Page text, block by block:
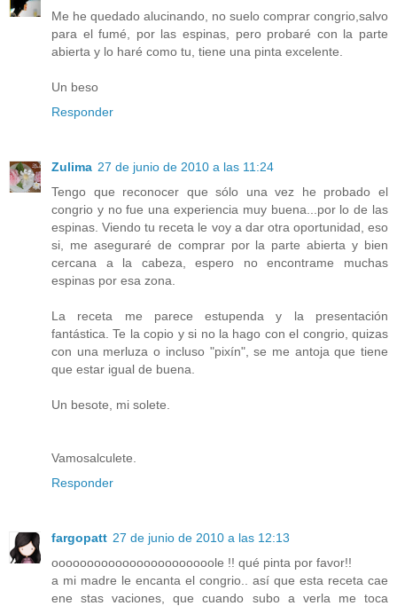
Me he quedado alucinando, no suelo comprar congrio,salvo
para el fumé, por las espinas, pero probaré con la parte
abierta y lo haré como tu, tiene una pinta excelente.
Un beso
Responder
Zulima 27 de junio de 2010 a las 11:24
Tengo que reconocer que sólo una vez he probado el
congrio y no fue una experiencia muy buena...por lo de las
espinas. Viendo tu receta le voy a dar otra oportunidad, eso
si, me aseguraré de comprar por la parte abierta y bien
cercana a la cabeza, espero no encontrame muchas
espinas por esa zona.
La receta me parece estupenda y la presentación
fantástica. Te la copio y si no la hago con el congrio, quizas
con una merluza o incluso "pixín", se me antoja que tiene
que estar igual de buena.
Un besote, mi solete.
Vamosalculete.
Responder
fargopatt 27 de junio de 2010 a las 12:13
ooooooooooooooooooooooole !! qué pinta por favor!!
a mi madre le encanta el congrio.. así que esta receta cae
ene stas vaciones, que cuando subo a verla me toca